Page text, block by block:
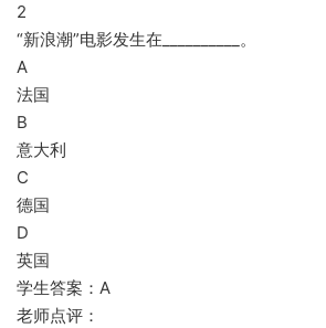
2
“新浪潮”电影发生在__________。
A
法国
B
意大利
C
德国
D
英国
学生答案：A
老师点评：